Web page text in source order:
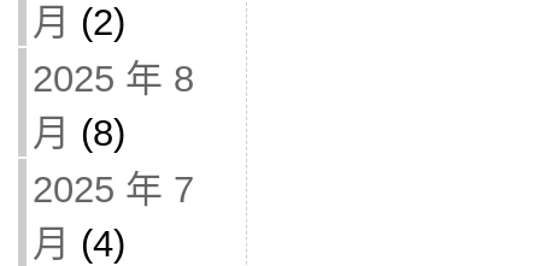
月 (2)
2025 年 8
月 (8)
2025 年 7
月 (4)